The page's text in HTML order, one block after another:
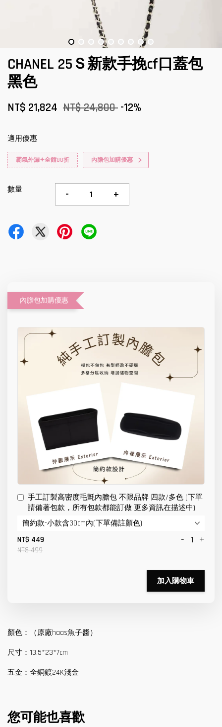
CHANEL 25Ｓ新款手挽cf口蓋包
黑色
NT$ 21,824 NT$ 24,800 -12%
適用優惠
霸氣外漏✦全館88折 內膽包加購優惠
數量 - +
內膽包加購優惠
手工訂製高密度毛氈內膽包 不限品牌 四款/多色 (下單
請備著包款，所有包款都能訂做 更多資訊在描述中)
NT$ 449
NT$ 499
- +
加入購物車
顏色：（原廠haas魚子醬）
尺寸：13.5*23*7cm
五金：全銅鍍24K淺金
您可能也喜歡